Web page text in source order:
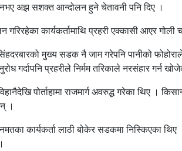
अझ सशक्त आन्दोलन हुने चेतावनी पनि दिए ।
गरिरहेका कार्यकर्तामाथि प्रहरी एक्कासी आएर गोली
मुख्य सडक नै जाम गरेपनि पानीको
गर्दापनि प्रहरीले निर्मम तरिकाले नरसंहार गर्न
पोर्ताहामा राजमार्ग अवरुद्ध गरेका थिए ।
।
कार्यकर्ता लाठी बोकेर सडकमा निस्किएका